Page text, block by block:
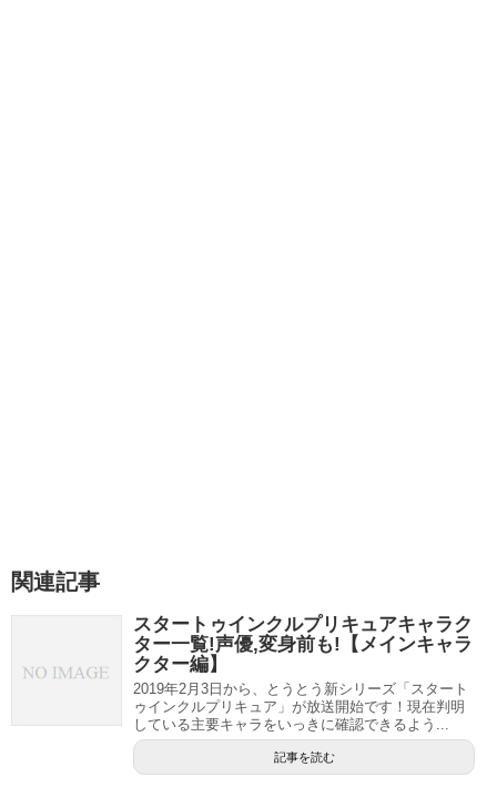
関連記事
スタートゥインクルプリキュアキャラク
ター一覧!声優,変身前も!【メインキャラ
クター編】
2019年2月3日から、とうとう新シリーズ「スタート
ゥインクルプリキュア」が放送開始です！現在判明
している主要キャラをいっきに確認できるよう...
記事を読む